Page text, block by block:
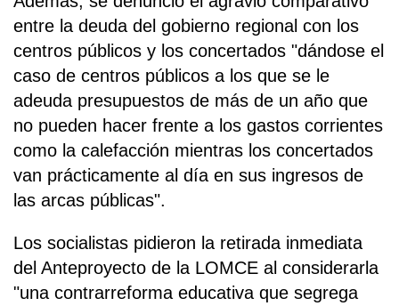
entre la deuda del gobierno regional con los
centros públicos y los concertados "dándose el
caso de centros públicos a los que se le
adeuda presupuestos de más de un año que
no pueden hacer frente a los gastos corrientes
como la calefacción mientras los concertados
van prácticamente al día en sus ingresos de
las arcas públicas".
Los socialistas pidieron la retirada inmediata
del Anteproyecto de la LOMCE al considerarla
"una contrarreforma educativa que segrega